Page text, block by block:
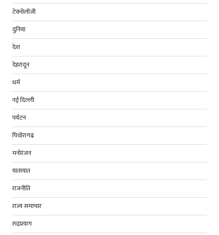
टेक्नोलॉजी
दुनिया
देश
देहरादून
धर्म
नई दिल्ली
पर्यटन
पिथोरागढ़
मनोरंजन
यातायात
राजनीति
राज्य समाचार
रुद्रप्रयाग